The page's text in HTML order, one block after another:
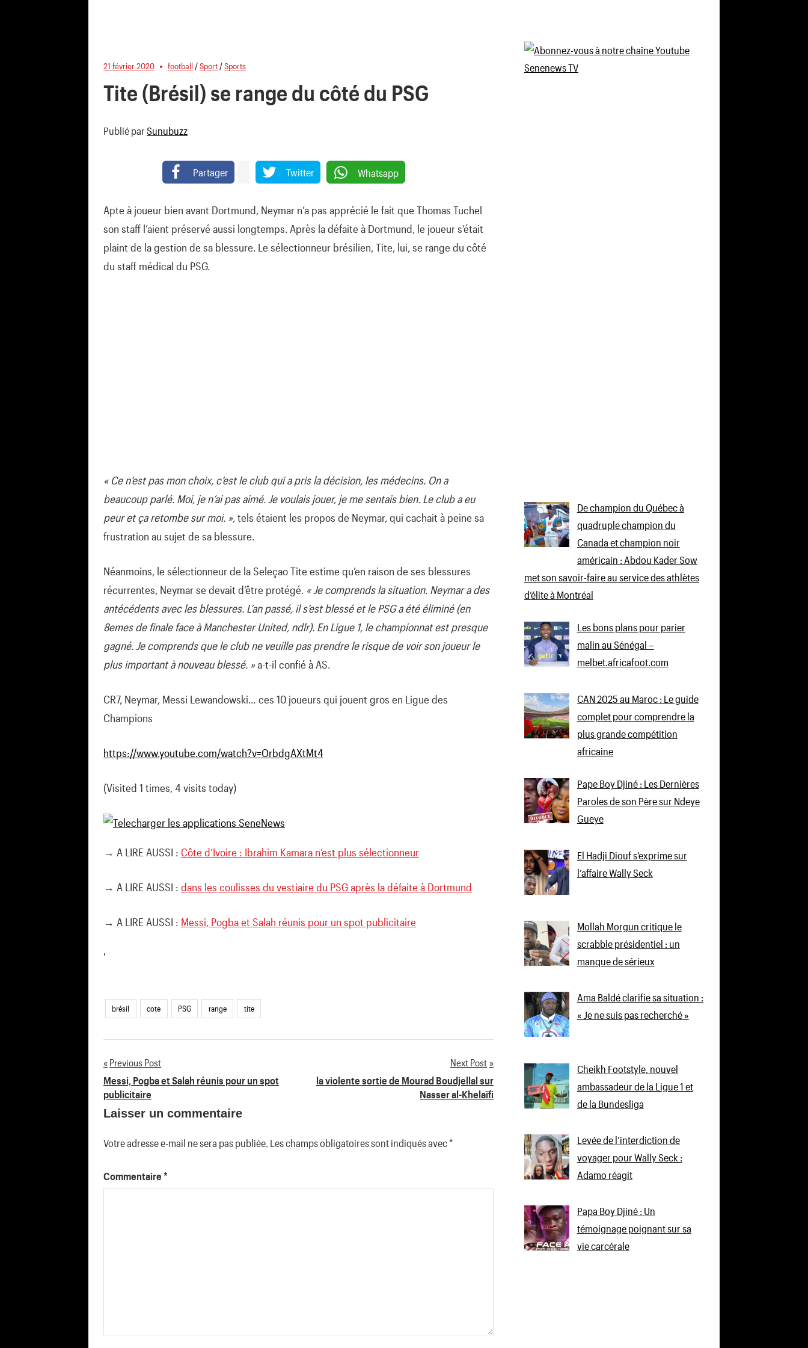
21 février 2020 football /Sport /Sports
Tite (Brésil) se range du côté du PSG
Publié par Sunubuzz
Partager Twitter Whatsapp
Apte à joueur bien avant Dortmund, Neymar n’a pas apprécié le fait que Thomas Tuchel
son staff l’aient préservé aussi longtemps. Après la défaite à Dortmund, le joueur s’était
plaint de la gestion de sa blessure. Le sélectionneur brésilien, Tite, lui, se range du côté
du staff médical du PSG.
« Ce n’est pas mon choix, c’est le club qui a pris la décision, les médecins. On a
beaucoup parlé. Moi, je n’ai pas aimé. Je voulais jouer, je me sentais bien. Le club a eu
peur et ça retombe sur moi. »,tels étaient les propos de Neymar, qui cachait à peine sa
frustration au sujet de sa blessure.
Néanmoins, le sélectionneur de la Seleçao Tite estime qu’en raison de ses blessures
récurrentes, Neymar se devait d’être protégé. « Je comprends la situation. Neymar a des
antécédents avec les blessures. L’an passé, il s’est blessé et le PSG a été éliminé (en
8emes de finale face à Manchester United, ndlr). En Ligue 1, le championnat est presque
gagné. Je comprends que le club ne veuille pas prendre le risque de voir son joueur le
plus important à nouveau blessé. »a-t-il confié à AS.
CR7, Neymar, Messi Lewandowski… ces 10 joueurs qui jouent gros en Ligue des
Champions
https://www.youtube.com/watch?v=OrbdgAXtMt4
(Visited 1 times, 4 visits today)
→ A LIRE AUSSI : Côte d’Ivoire : Ibrahim Kamara n’est plus sélectionneur
→ A LIRE AUSSI : dans les coulisses du vestiaire du PSG après la défaite à Dortmund
→ A LIRE AUSSI : Messi, Pogba et Salah réunis pour un spot publicitaire
'
brésil cote PSG range tite
Navigation
de
Previous Post
Messi, Pogba et Salah réunis pour un spot
publicitaire
Next Post
la violente sortie de Mourad Boudjellal sur
Nasser al-Khelaïfi
Laisser un commentaire
Votre adresse e-mail ne sera pas publiée. Les champs obligatoires sont indiqués avec*
Commentaire *
De champion du Québec à
quadruple champion du
Canada et champion noir
américain : Abdou Kader Sow
met son savoir-faire au service des athlètes
d’élite à Montréal
Les bons plans pour parier
malin au Sénégal –
melbet.africafoot.com
CAN 2025 au Maroc : Le guide
complet pour comprendre la
plus grande compétition
africaine
Pape Boy Djiné : Les Dernières
Paroles de son Père sur Ndeye
Gueye
El Hadji Diouf s’exprime sur
l’affaire Wally Seck
Mollah Morgun critique le
scrabble présidentiel : un
manque de sérieux
Ama Baldé clarifie sa situation :
« Je ne suis pas recherché »
Cheikh Footstyle, nouvel
ambassadeur de la Ligue 1 et
de la Bundesliga
Levée de l’interdiction de
voyager pour Wally Seck :
Adamo réagit
Papa Boy Djiné : Un
témoignage poignant sur sa
vie carcérale